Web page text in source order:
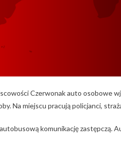
Czerwonak auto osobowe
Na miejscu pracują policjanci,
komunikację zastępczą.